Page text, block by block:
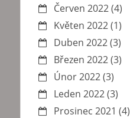
Červen 2022(4)
Květen 2022(1)
Duben 2022(3)
Březen 2022(3)
Únor 2022(3)
Leden 2022(3)
Prosinec 2021 (4)